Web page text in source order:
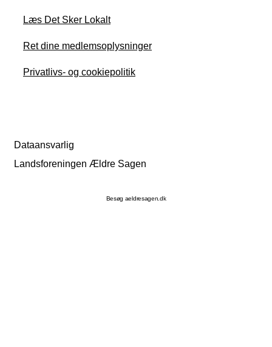
Læs Det Sker Lokalt
Ret dine medlemsoplysninger
Privatlivs- og cookiepolitik
Dataansvarlig
Landsforeningen Ældre Sagen
Besøg aeldresagen.dk